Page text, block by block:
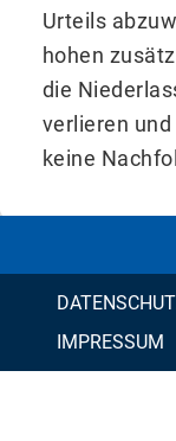
Urteils
hohen
die
verlieren
keine
IMPRESSUM